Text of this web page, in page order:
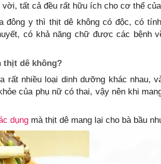
tất cả đều rất hữu ích cho cơ thể
đông y thì thịt dê không có độc, có
có khả năng chữ được các bệnh
thịt dê không?
rất nhiều loại dinh dưỡng khác nhau,
của phụ nữ có thai, vậy nên khi
dụng mà thịt dê mang lại cho bà bầu